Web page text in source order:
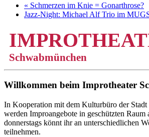
« Schmerzen im Knie = Gonarthrose?
Jazz-Night: Michael Alf Trio im
Schwabmünchen
Willkommen beim Improtheater
In Kooperation mit dem Kulturbüro der Stadt
werden Improangebote in geschützten Raum
donnerstags könnt ihr an unterschiedlichen
teilnehmen.